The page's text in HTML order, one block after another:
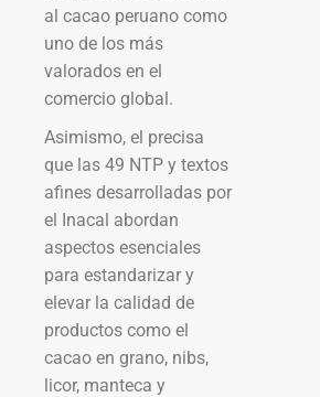
al cacao peruano como
uno de los más
valorados en el
comercio global.
Asimismo, el precisa
que las 49 NTP y textos
afines desarrolladas por
el Inacal abordan
aspectos esenciales
para estandarizar y
elevar la calidad de
productos como el
cacao en grano, nibs,
licor, manteca y